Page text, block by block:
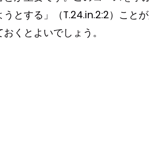
とする」（T.24.in.2:2）こと
くとよいでしょう。